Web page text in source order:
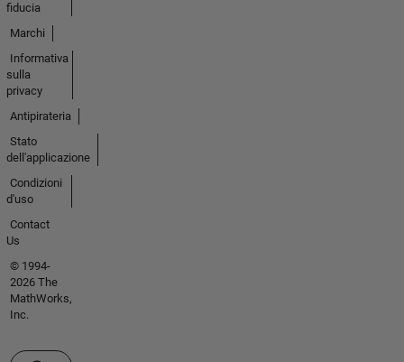
fiducia
Marchi
Informativa
sulla
privacy
Antipirateria
Stato
dell'applicazione
Condizioni
d'uso
Contact
Us
© 1994-
2026 The
MathWorks,
Inc.